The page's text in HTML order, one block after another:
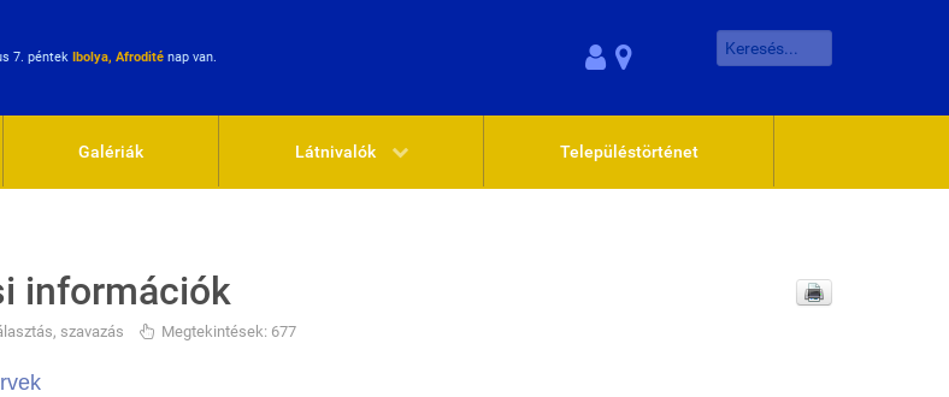
7. péntek Ibolya, Afrodité nap van.
Galériák Látnivalók Településtörténet
információk
szavazás Megtekintések: 677